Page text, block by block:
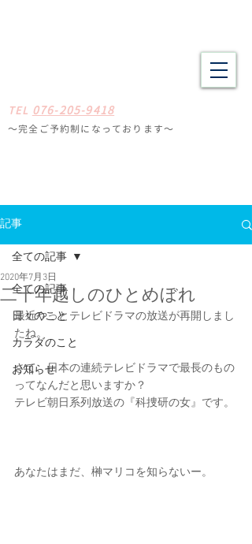
TEL 076-205-9418
〜完全ご予約制になっ ております〜
記事
全ての記事
日々のこと
カラダのこと
お知らせ
全ての記事
二十年越しのひとめぼれ
2020年7月3日
最近やっとテレビドラマの放送が再開しまし
たね。
さて、日本の連続テレビドラマで最長のもの
ってなんだと思いますか？
テレビ朝日系列放送の『科捜研の女』です。
あなたはまだ、榊マリコを知らないー。